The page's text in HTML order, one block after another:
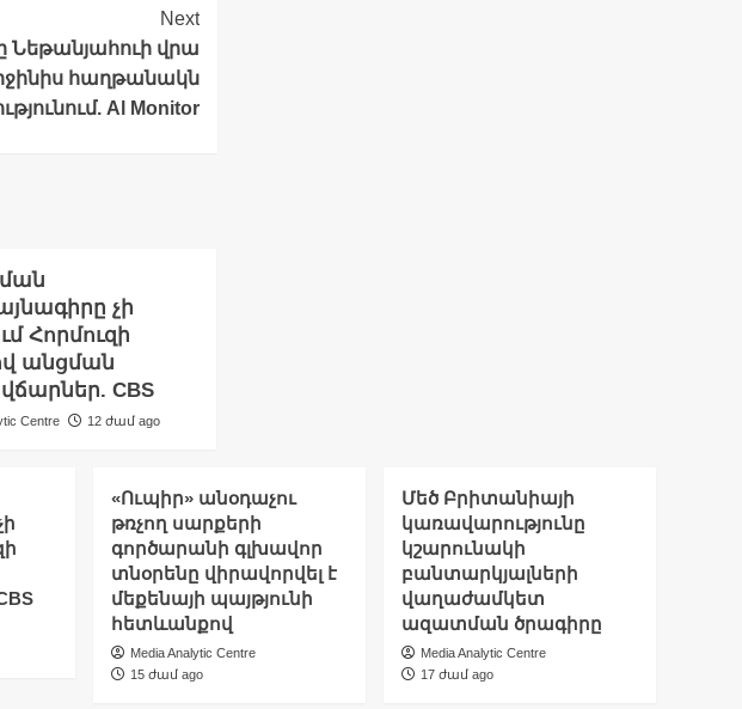
Next
Նեթանյահուի վրա
հաղթանակն
Al Monitor
չի
Հորմուզի
անցման
CBS
Centre 12 ժամ ago
«Ուպիր» անօդաչու
թռչող սարքերի
գործարանի գլխավոր
տնօրենը վիրավորվել է
մեքենայի պայթյունի
հետևանքով
Media Analytic Centre
15 ժամ ago
Մեծ Բրիտանիայի
կառավարությունը
կշարունակի
բանտարկյալների
վաղաժամկետ
ազատման ծրագիրը
Media Analytic Centre
17 ժամ ago